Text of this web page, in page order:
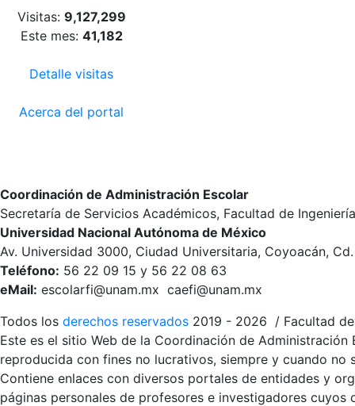
Visitas: 9,127,299
Este mes: 41,182
Detalle visitas
Acerca del portal
Coordinación de Administración Escolar
Secretaría de Servicios Académicos, Facultad de Ingeniería
Universidad Nacional Autónoma de México
Av. Universidad 3000, Ciudad Universitaria, Coyoacán,
Teléfono: 56 22 09 15 y 56 22 08 63
eMail: escolarfi@unam.mx caefi@unam.mx
Todos los derechos reservados 2019 - 2026 / Facultad
Este es el sitio Web de la Coordinación de
reproducida con fines no lucrativos, siempre y cuando
Contiene enlaces con diversos portales de entidades y
páginas personales de profesores e investigadores